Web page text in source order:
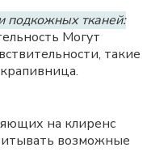
подкожных тканей:
Могут
такие
на клиренс
возможные